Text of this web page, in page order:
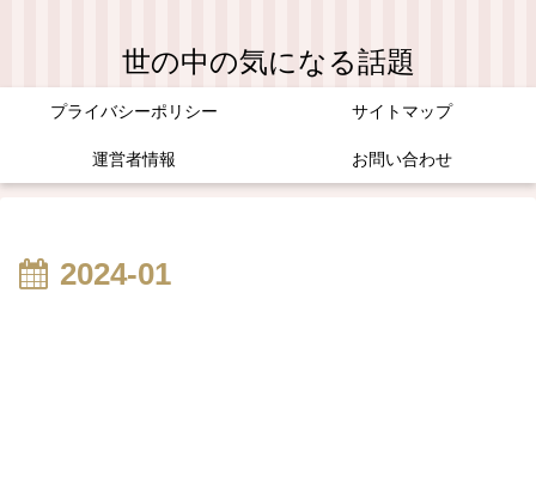
世の中の気になる話題
プライバシーポリシー サイトマップ
運営者情報 お問い合わせ
2024-01